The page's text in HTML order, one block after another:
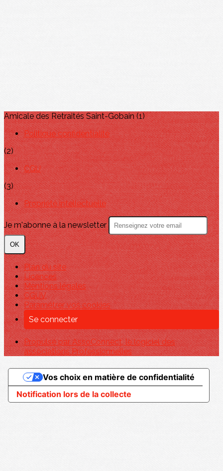
Amicale des Retraités Saint-Gobain (1)
Politique confidentialité
(2)
CGU
(3)
Propriété intellectuelle
Je m'abonne à la newsletter
OK
Plan du site
Licences
Mentions légales
CGUV
Paramétrer vos cookies
Se connecter
Propulsé par AssoConnect, le logiciel des
associations Professionnelles
Notification lors de la collecte
Vos choix en matière de confidentialité